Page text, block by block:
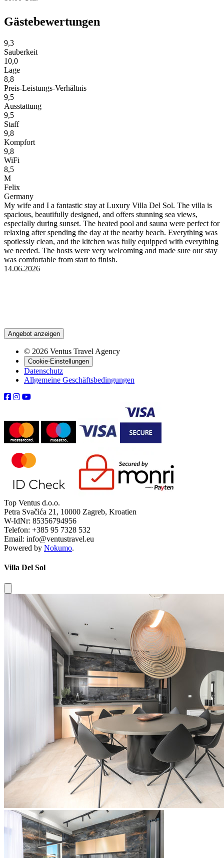
Gästebewertungen
9,3
Sauberkeit
10,0
Lage
8,8
Preis-Leistungs-Verhältnis
9,5
Ausstattung
9,5
Staff
9,8
Kompfort
9,8
WiFi
8,5
M
Felix
Germany
My wife and I a fantastic stay at Luxury Villa Del Sol. The villa is
spacious, beautifully designed, and offers stunning sea views,
especially during sunset. The heated pool and sauna were perfect for
relaxing after spending the day at the nearby beach. Everything was
spotlessly clean, and the kitchen was fully equipped with everything
we needed. The hosts were very welcoming and made sure our stay
was comfortable from start to finish.
14.06.2026
Angebot anzeigen
© 2026 Ventus Travel Agency
Cookie-Einstellungen
Datenschutz
Allgemeine Geschäftsbedingungen
Top Ventus d.o.o.
Petra Svačića 21, 10000 Zagreb, Kroatien
W-IdNr: 85356794956
Telefon: +385 95 7328 532
Email: info@ventustravel.eu
Powered by Nokumo.
Villa Del Sol
Close modal